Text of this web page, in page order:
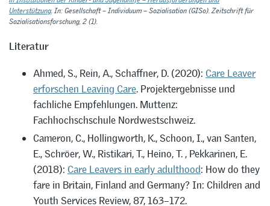
Unterstützung. In: Gesellschaft – Individuum – Sozialisation (GISo). Zeitschrift für
Sozialisationsforschung, 2 (1).
Literatur
Ahmed, S., Rein, A., Schaffner, D. (2020): Care Leaver
erforschen Leaving Care. Projektergebnisse und
fachliche Empfehlungen. Muttenz:
Fachhochschschule Nordwestschweiz.
Cameron, C., Hollingworth, K., Schoon, I., van Santen,
E., Schröer, W., Ristikari, T., Heino, T. , Pekkarinen, E.
(2018): Care Leavers in early adulthood: How do they
fare in Britain, Finland and Germany? In: Children and
Youth Services Review, 87, 163–172.